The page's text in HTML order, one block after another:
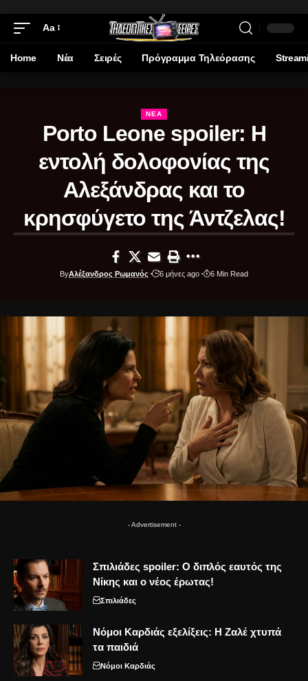
Aa
Home Νέα Σειρές Πρόγραμμα Τηλεόρασης
ΝΈΑ
Porto Leone spoiler: Η
εντολή δολοφονίας της
Αλεξάνδρας και το
κρησφύγετο της Άντζελας!
ByΑλέξανδρος Ρωμανός 6 μήνες ago 6 Min Read
- Advertisement -
Σπιλιάδες spoiler: Ο διπλός εαυτός της
Νίκης και ο νέος έρωτας!
Σπιλιάδες
Νόμοι Καρδιάς εξελίξεις: Η Ζαλέ χτυπά
τα παιδιά
Νόμοι Καρδιάς